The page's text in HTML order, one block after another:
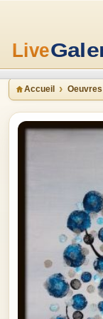
Accueil Oeuvres